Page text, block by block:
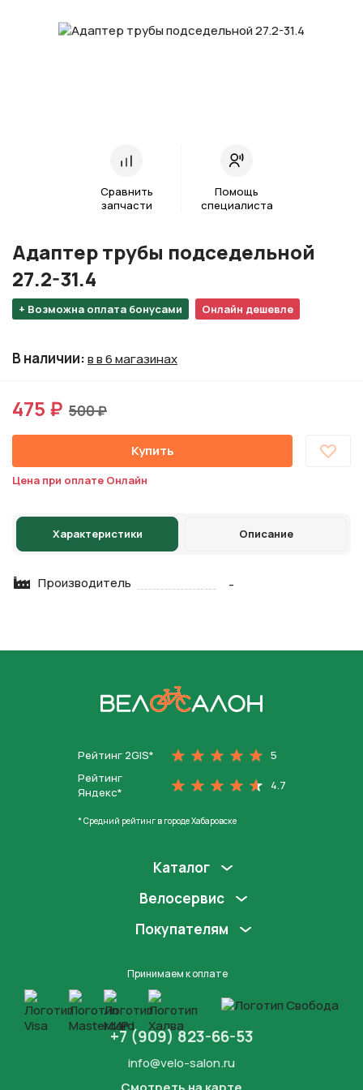
Сравнить
запчасти
Помощь
специалиста
+ Возможна оплата бонусами Онлайн дешевле
Адаптер трубы подседельной
27.2-31.4
В наличии:в в 6 магазинах
475 ₽ 500 ₽
Купить
Цена при оплате Онлайн
Характеристики Описание
Производитель -
Рейтинг 2GIS*
5
Рейтинг
Яндекс*
4.7
* Средний рейтинг в городе Хабаровске
Каталог
Велосервис
Покупателям
Принимаем к оплате
+7 (909) 823-66-53
info@velo-salon.ru